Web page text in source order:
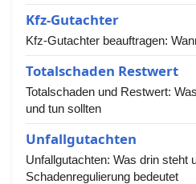
Kfz-Gutachter
Kfz-Gutachter beauftragen:
Totalschaden Restwert
Totalschaden und Restwert:
und tun sollten
Unfallgutachten
Unfallgutachten: Was drin steht
Schadenregulierung bedeutet